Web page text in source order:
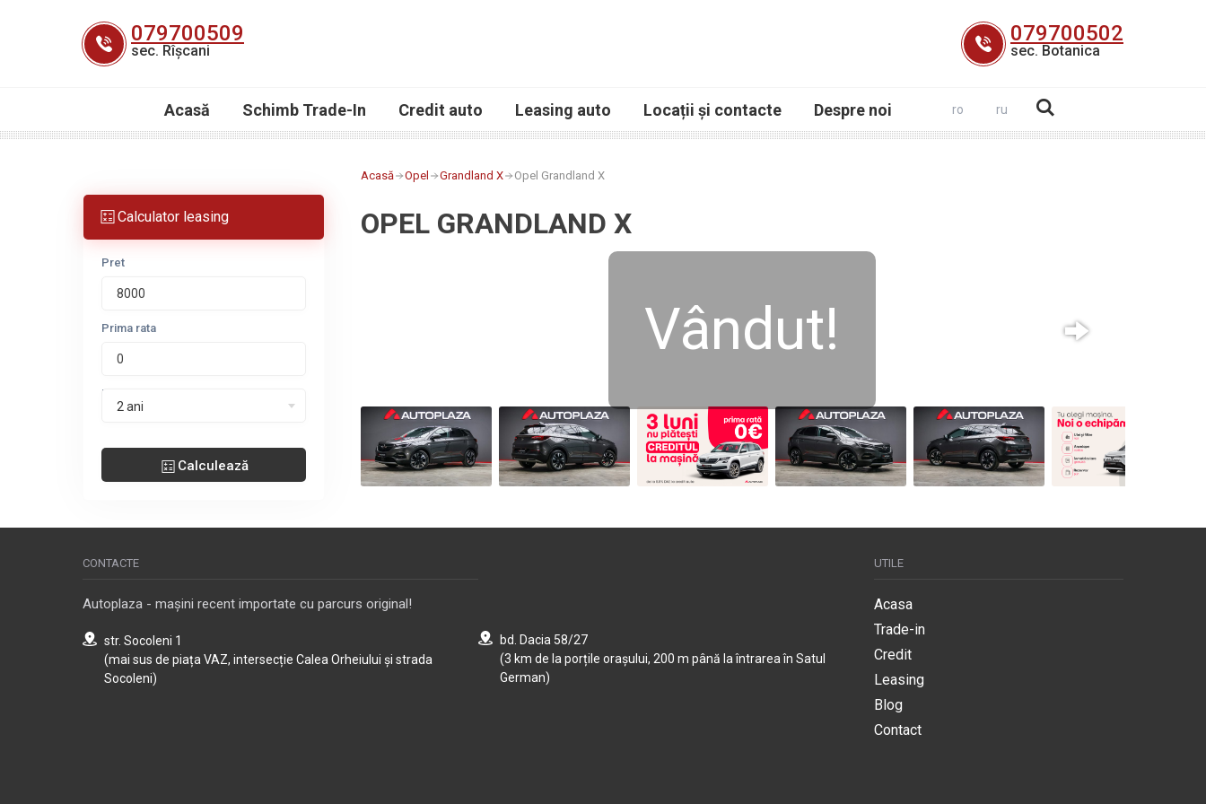
079700509
sec. Rîșcani
079700502
sec. Botanica
Acasă Schimb Trade-In Credit auto Leasing auto Locații și contacte Despre noi ro ru
Calculator leasing
Pret
Prima rata
Perioada leasing
2 ani
Calculează
Acasă Opel Grandland X Opel Grandland X
OPEL GRANDLAND X
Vândut!
CONTACTE
Autoplaza - mașini recent importate cu parcurs original!
str. Socoleni 1
(mai sus de piața VAZ, intersecție Calea Orheiului și strada
Socoleni)
bd. Dacia 58/27
(3 km de la porțile orașului, 200 m până la întrarea în Satul
German)
UTILE
Acasa
Trade-in
Credit
Leasing
Blog
Contact